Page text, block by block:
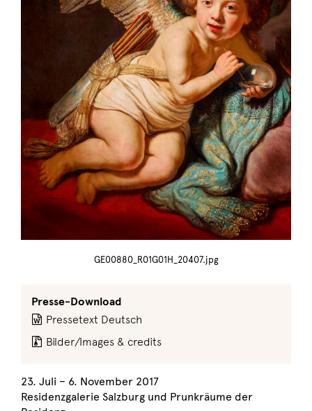
GE00880_R01G01H_20407.jpg
Presse-Download
Pressetext Deutsch
Bilder/Images & credits
23. Juli – 6. November 2017
Residenzgalerie Salzburg und Prunkräume der